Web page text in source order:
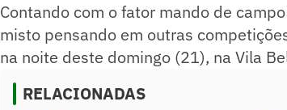
Contando com o fator mando de
misto pensando em outras
na noite deste domingo (21), na Vila
RELACIONADAS